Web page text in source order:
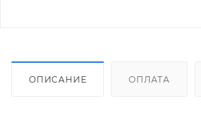
ОПИСАНИЕ ОПЛАТА